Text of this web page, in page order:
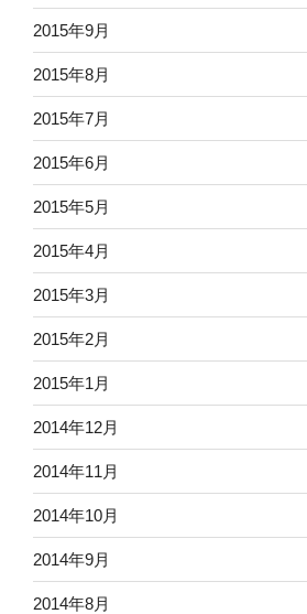
2015年9月
2015年8月
2015年7月
2015年6月
2015年5月
2015年4月
2015年3月
2015年2月
2015年1月
2014年12月
2014年11月
2014年10月
2014年9月
2014年8月